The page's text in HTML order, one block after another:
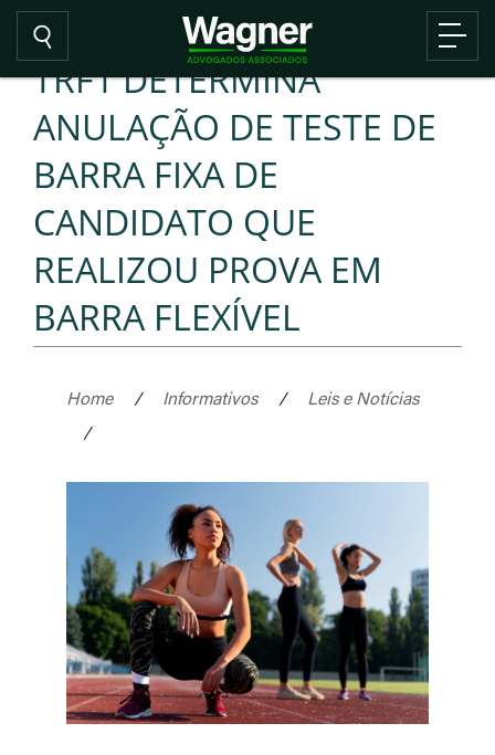
TRF1 DETERMINA
ANULAÇÃO DE TESTE DE
BARRA FIXA DE
CANDIDATO QUE
REALIZOU PROVA EM
BARRA FLEXÍVEL
Home / Informativos /
Leis e Notícias
/